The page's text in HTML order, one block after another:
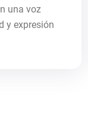
una voz
y expresión